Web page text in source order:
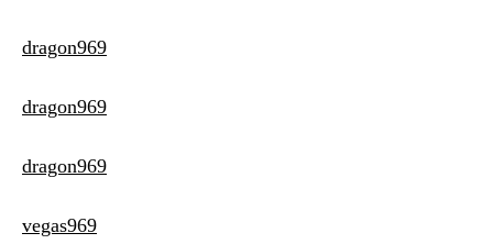
dragon969
dragon969
dragon969
vegas969